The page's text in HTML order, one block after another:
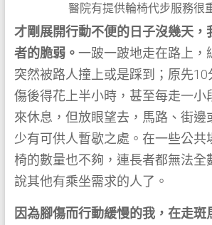
醫院有提供輪椅代步服務很
才剛展開行動不便的日子沒幾天，
者的脆弱。 一跛一跛地走在路上，
突然被路人撞上或是踩到；原先10
傷後得花上半小時，甚至每走一小
來休息，但放眼望去，馬路、街邊
少有可供人暫歇之處。在一些公共
椅的數量也不夠，連長者都無法全
說其他有乘坐需求的人了。
因為腳傷而行動緩慢的我，在走斑